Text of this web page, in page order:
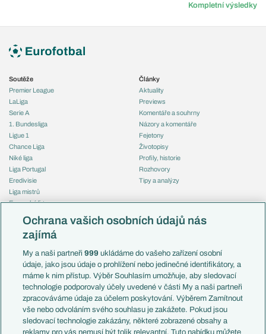
Kompletní výsledky
Soutěže
Premier League
LaLiga
Serie A
1. Bundesliga
Ligue 1
Chance Liga
Niké liga
Liga Portugal
Eredivisie
Liga mistrů
Evropská liga
Mistrovství světa
Liga národů
Témata
Představení týmů MS
EuroSkauting
PL v kostce
Evropské koeficienty
Přestupy
Přestupové spekulace
Články
Aktuality
Previews
Komentáře a souhrny
Názory a komentáře
Fejetony
Životopisy
Profily, historie
Rozhovory
Tipy a analýzy
Česko
Francie
Itálie
Německo
Španělsko
Argentina
Brazílie
Přestupy
Ochrana vašich osobních údajů nás
zajímá
My a naši partneři999 ukládáme do vašeho zařízení osobní
údaje, jako jsou údaje o prohlížení nebo jedinečné identifikátory, a
máme k nim přístup. Výběr Souhlasím umožňuje, aby sledovací
technologie podporovaly účely uvedené v části My a naši partneři
zpracováváme údaje za účelem poskytování. Výběrem Zamítnout
vše nebo odvoláním svého souhlasu je zakážete. Pokud jsou
sledovací technologie zakázány, některé zobrazené obsahy a
reklamy pro vás nemusí být tolik relevantní. Tuto nabídku můžete